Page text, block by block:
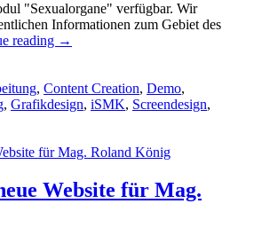
"Sexualorgane" verfügbar. Wir
Informationen zum Gebiet des
reading →
, Content Creation, Demo,
, Grafikdesign, iSMK, Screendesign,
Website für Mag.